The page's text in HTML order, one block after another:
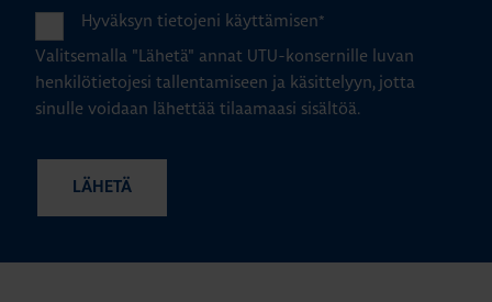
Hyväksyn tietojeni käyttämisen*
Valitsemalla "Lähetä" annat UTU-konsernille luvan
henkilötietojesi tallentamiseen ja käsittelyyn, jotta
sinulle voidaan lähettää tilaamaasi sisältöä.